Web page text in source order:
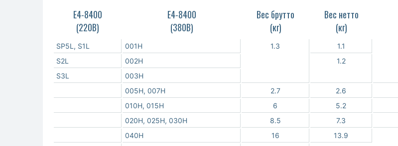
Е4-8400
(220В)
Е4-8400
(380В)
Вес брутто
(кг)
Вес нетто
(кг)
SP5L, S1L 001H 1.3 1.1
S2L
002H 1.2
S3L
003H
005H, 007H
2.7 2.6
010H, 015H
6 5.2
020H, 025H, 030H
8.5 7.3
040H
16 13.9